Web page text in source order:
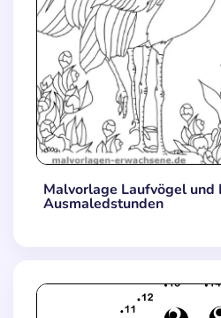
Malvorlage Laufvögel und
Ausmaledstunden